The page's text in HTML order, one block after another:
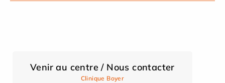
Venir au centre / Nous contacter
Clinique Boyer